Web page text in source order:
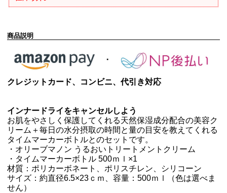
商品説明
クレジットカード、コンビニ、代引き対応
インナードライをキャンセルしよう
お肌をやさしく保護してくれる天然保湿成分配合の美容ク
リーム＋毎日の水分摂取の時間と量の目安を教えてくれる
タイムマーカーボトルとのセットです。
・オリーブマノン うるおいトリートメントクリーム
・タイムマーカーボトル 500ｍｌ×1
材質：ポリカーボネート、ポリスチレン、シリコーン
サイズ：約直径6.5×23ｃｍ、容量：500ｍｌ（色は選べま
せん）